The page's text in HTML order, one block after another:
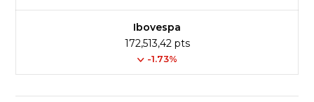
Ibovespa
172,513,42 pts
-1.73%